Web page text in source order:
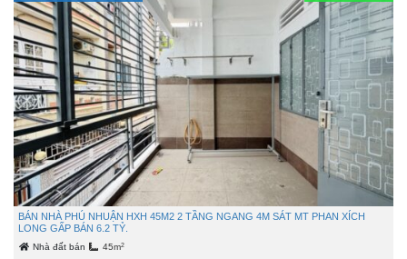
BÁN NHÀ PHÚ NHUẬN HXH 45M2 2 TẦNG NGANG 4M SÁT MT PHAN XÍCH
LONG GẤP BÁN 6.2 TỶ.
Nhà đất bán 45m2